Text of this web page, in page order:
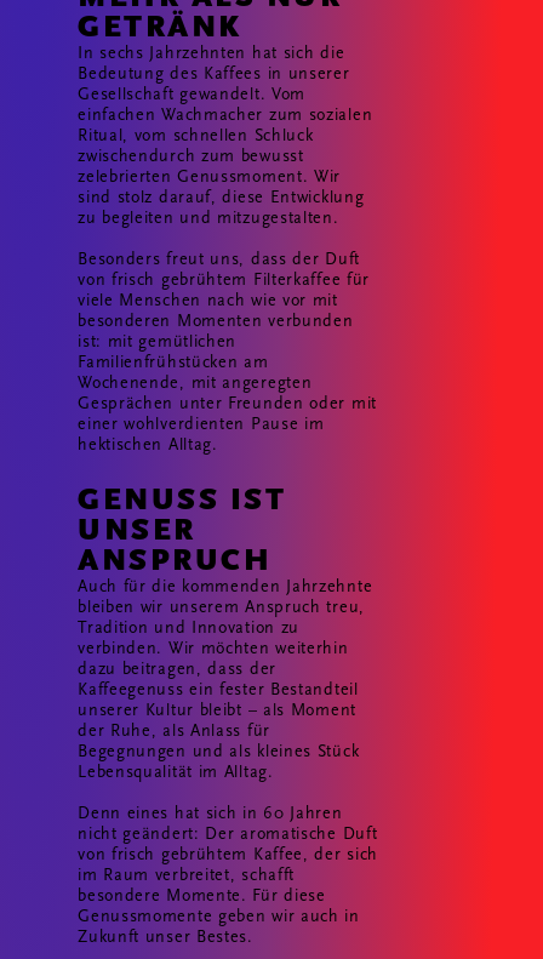
GETRÄNK
In sechs Jahrzehnten hat sich die
Bedeutung des Kaffees in unserer
Gesellschaft gewandelt. Vom
einfachen Wachmacher zum sozialen
Ritual, vom schnellen Schluck
zwischendurch zum bewusst
zelebrierten Genussmoment. Wir
sind stolz darauf, diese Entwicklung
zu begleiten und mitzugestalten.
Besonders freut uns, dass der Duft
von frisch gebrühtem Filterkaffee für
viele Menschen nach wie vor mit
besonderen Momenten verbunden
ist: mit gemütlichen
Familienfrühstücken am
Wochenende, mit angeregten
Gesprächen unter Freunden oder mit
einer wohlverdienten Pause im
hektischen Alltag.
GENUSS IST
UNSER
ANSPRUCH
Auch für die kommenden Jahrzehnte
bleiben wir unserem Anspruch treu,
Tradition und Innovation zu
verbinden. Wir möchten weiterhin
dazu beitragen, dass der
Kaffeegenuss ein fester Bestandteil
unserer Kultur bleibt – als Moment
der Ruhe, als Anlass für
Begegnungen und als kleines Stück
Lebensqualität im Alltag.
Denn eines hat sich in 60 Jahren
nicht geändert: Der aromatische Duft
von frisch gebrühtem Kaffee, der sich
im Raum verbreitet, schafft
besondere Momente. Für diese
Genussmomente geben wir auch in
Zukunft unser Bestes.